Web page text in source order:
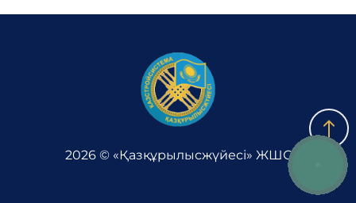
Нашар көретіндерге
2026 © «Қазқұрылысжүйесі» ЖШС